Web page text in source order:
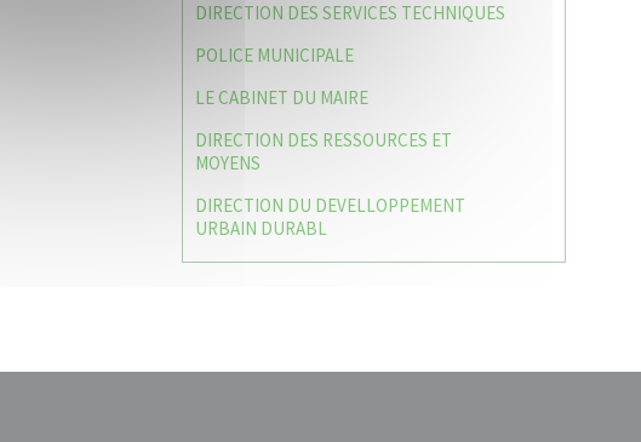
DIRECTION DES SERVICES TECHNIQUES
POLICE MUNICIPALE
LE CABINET DU MAIRE
DIRECTION DES RESSOURCES ET
MOYENS
DIRECTION DU DEVELLOPPEMENT
URBAIN DURABL